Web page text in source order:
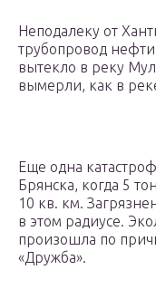
Неподалеку от
трубопровод
вытекло в реку
вымерли, как в
Еще одна
Брянска, когда 5
10 кв. км.
в этом радиусе.
произошла по
«Дружба».